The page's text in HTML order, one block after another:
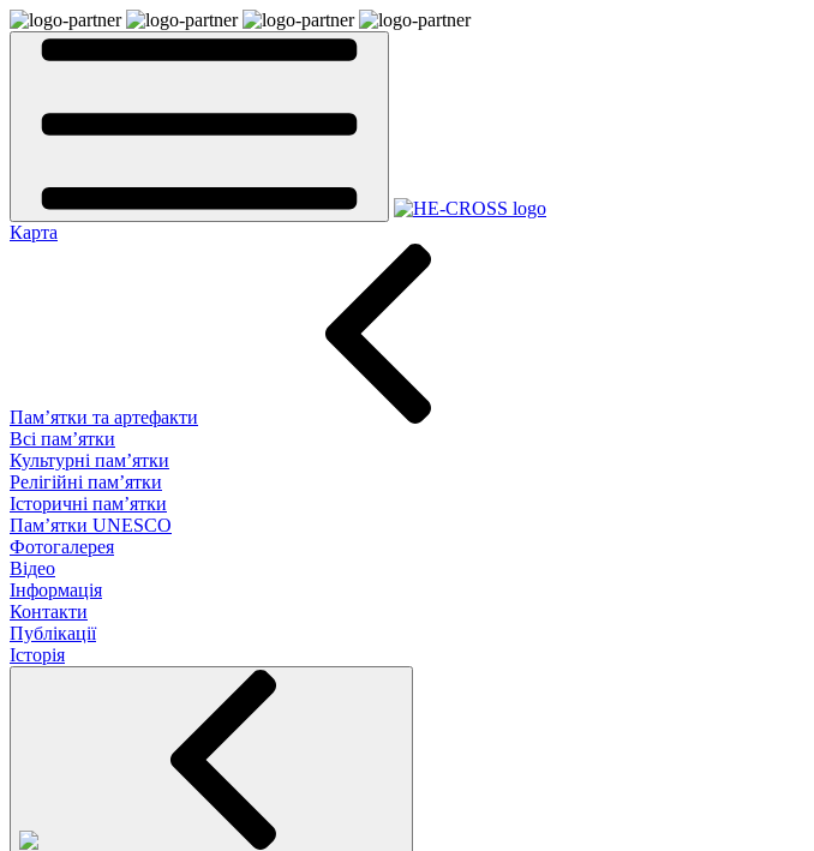
Карта
Пам’ятки та артефакти
Всі пам’ятки
Культурні пам’ятки
Релігійні пам’ятки
Історичні пам’ятки
Пам’ятки UNESCO
Фотогалерея
Відео
Інформація
Контакти
Публікації
Історія